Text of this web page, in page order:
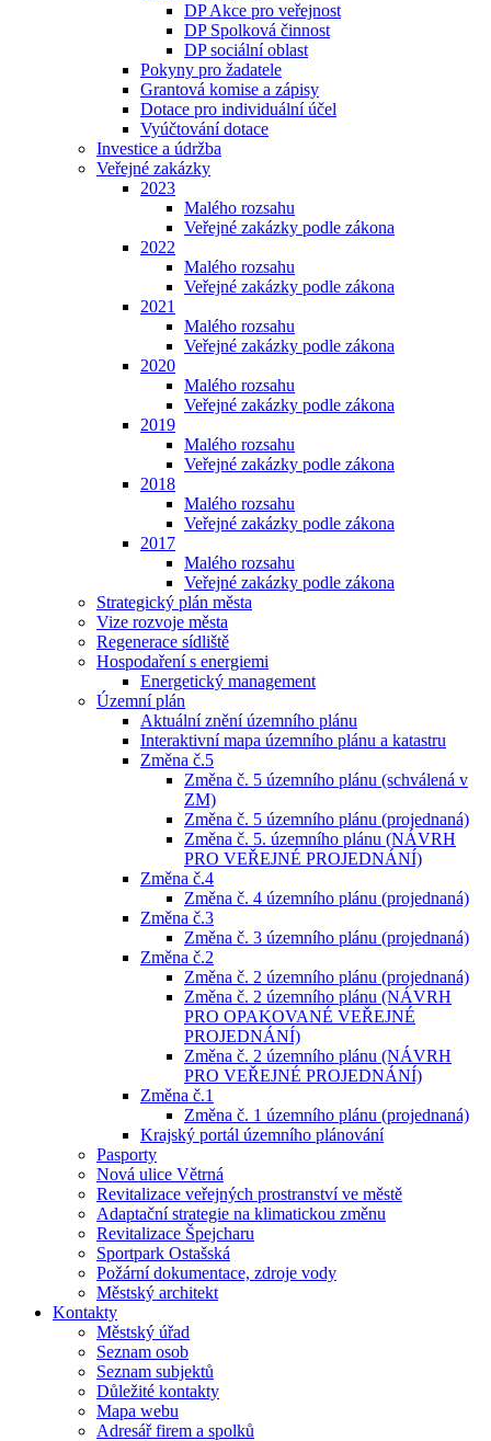
DP Akce pro veřejnost
DP Spolková činnost
DP sociální oblast
Pokyny pro žadatele
Grantová komise a zápisy
Dotace pro individuální účel
Vyúčtování dotace
Investice a údržba
Veřejné zakázky
2023
Malého rozsahu
Veřejné zakázky podle zákona
2022
Malého rozsahu
Veřejné zakázky podle zákona
2021
Malého rozsahu
Veřejné zakázky podle zákona
2020
Malého rozsahu
Veřejné zakázky podle zákona
2019
Malého rozsahu
Veřejné zakázky podle zákona
2018
Malého rozsahu
Veřejné zakázky podle zákona
2017
Malého rozsahu
Veřejné zakázky podle zákona
Strategický plán města
Vize rozvoje města
Regenerace sídliště
Hospodaření s energiemi
Energetický management
Územní plán
Aktuální znění územního plánu
Interaktivní mapa územního plánu a katastru
Změna č.5
Změna č. 5 územního plánu (schválená v
ZM)
Změna č. 5 územního plánu (projednaná)
Změna č. 5. územního plánu (NÁVRH
PRO VEŘEJNÉ PROJEDNÁNÍ)
Změna č.4
Změna č. 4 územního plánu (projednaná)
Změna č.3
Změna č. 3 územního plánu (projednaná)
Změna č.2
Změna č. 2 územního plánu (projednaná)
Změna č. 2 územního plánu (NÁVRH
PRO OPAKOVANÉ VEŘEJNÉ
PROJEDNÁNÍ)
Změna č. 2 územního plánu (NÁVRH
PRO VEŘEJNÉ PROJEDNÁNÍ)
Změna č.1
Změna č. 1 územního plánu (projednaná)
Krajský portál územního plánování
Pasporty
Nová ulice Větrná
Revitalizace veřejných prostranství ve městě
Adaptační strategie na klimatickou změnu
Revitalizace Špejcharu
Sportpark Ostašská
Požární dokumentace, zdroje vody
Městský architekt
Kontakty
Městský úřad
Seznam osob
Seznam subjektů
Důležité kontakty
Mapa webu
Adresář firem a spolků